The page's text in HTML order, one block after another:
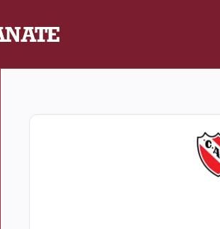
Fecha 14. Partido entre Lanús y